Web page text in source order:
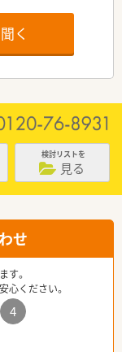
く
検討リストを
見る
せ
す。
心ください。
4